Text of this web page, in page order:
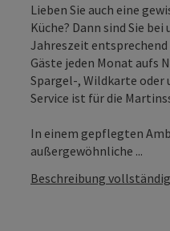
Lieben Sie auch eine
Küche? Dann sind Sie
Jahreszeit entsprechend
Gäste jeden Monat aufs
Spargel-, Wildkarte oder
Service ist für die
In einem gepflegten
außergewöhnliche ...
Beschreibung